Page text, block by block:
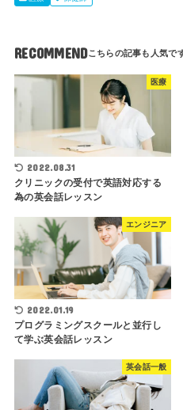
RECOMMEND
医療
2022.08.31
クリニックの受付で英語対応する
為の英会話レッスン
エンジニア
2022.01.19
プログラミングスクールと並行し
て学ぶ英会話レッスン
英会話一般